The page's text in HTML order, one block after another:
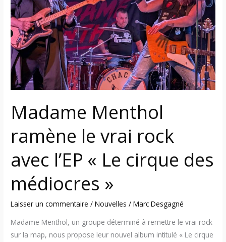
Madame Menthol
ramène le vrai rock
avec l’EP « Le cirque des
médiocres »
Laisser un commentaire /Nouvelles /Marc Desgagné
Madame Menthol, un groupe déterminé à remettre le vrai rock
sur la map, nous propose leur nouvel album intitulé « Le cirque
le
vrai
rock
avec
l’EP
«
Le
cirque
des
médiocres